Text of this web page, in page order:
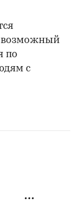
возможный
по
с